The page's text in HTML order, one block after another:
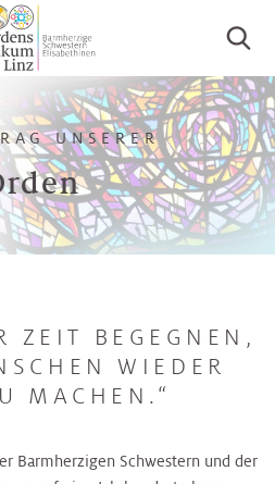
UNSERER
ZEIT BEGEGNEN,
WIEDER
MACHEN.“
Barmherzigen Schwestern und der